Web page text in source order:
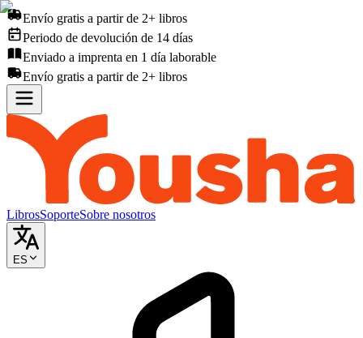
Envío gratis a partir de 2+ libros
Periodo de devolución de 14 días
Enviado a imprenta en 1 día laborable
Envío gratis a partir de 2+ libros
LibrosSoporteSobre nosotros
ES